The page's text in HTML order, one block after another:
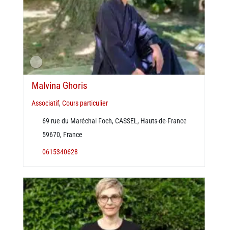
Malvina Ghoris
Associatif, Cours particulier
69 rue du Maréchal Foch, CASSEL, Hauts-de-France
59670, France
0615340628